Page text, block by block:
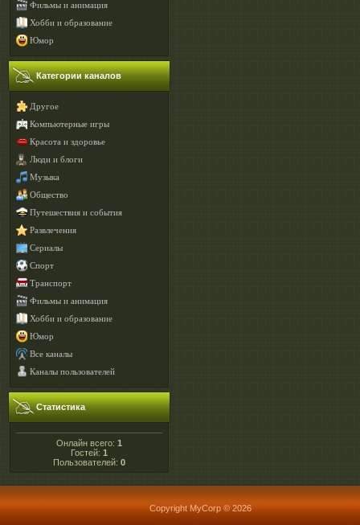
Фильмы и анимация
Хобби и образование
Юмор
Категории каналов
Другое
Компьютерные игры
Красота и здоровье
Люди и блоги
Музыка
Общество
Путешествия и события
Развлечения
Сериалы
Спорт
Транспорт
Фильмы и анимация
Хобби и образование
Юмор
Все каналы
Каналы пользователей
Статистика
Онлайн всего: 1
Гостей: 1
Пользователей: 0
Copyright MyCorp © 2026